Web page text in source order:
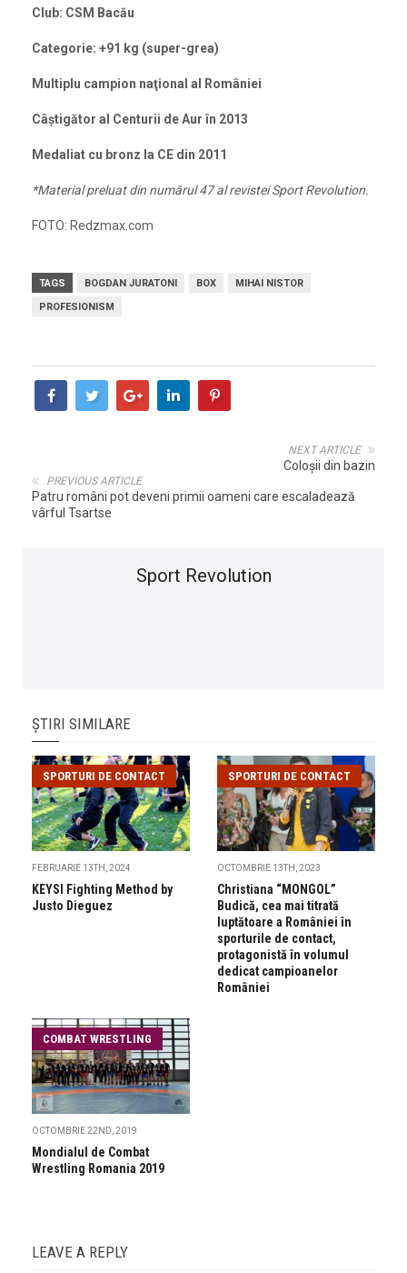
Club: CSM Bacău
Categorie: +91 kg (super-grea)
Multiplu campion naţional al României
Câştigător al Centurii de Aur în 2013
Medaliat cu bronz la CE din 2011
*Material preluat din numărul 47 al revistei Sport Revolution.
FOTO: Redzmax.com
TAGS BOGDAN JURATONI BOX
MIHAI NISTOR
PROFESIONISM
NEXT ARTICLE
Coloșii din bazin
PREVIOUS ARTICLE
Patru români pot deveni primii oameni care escaladează
vârful Tsartse
Sport Revolution
ȘTIRI SIMILARE
SPORTURI DE CONTACT
FEBRUARIE 13TH, 2024
KEYSI Fighting Method by
Justo Dieguez
SPORTURI DE CONTACT
OCTOMBRIE 13TH, 2023
Christiana “MONGOL”
Budică, cea mai titrată
luptătoare a României în
sporturile de contact,
protagonistă în volumul
dedicat campioanelor
României
COMBAT WRESTLING
OCTOMBRIE 22ND, 2019
Mondialul de Combat
Wrestling Romania 2019
LEAVE A REPLY